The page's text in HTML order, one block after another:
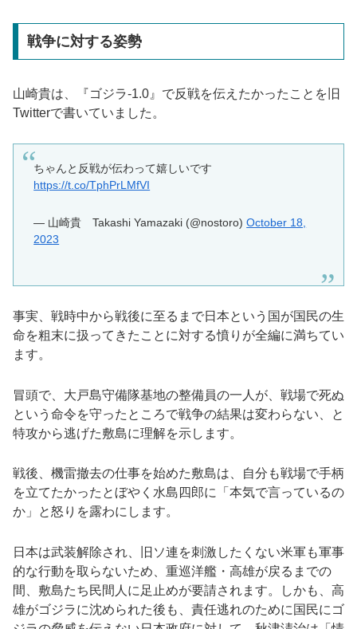
戦争に対する姿勢
山崎貴は、『ゴジラ-1.0』で反戦を伝えたかったことを旧
Twitterで書いていました。
ちゃんと反戦が伝わって嬉しいです
https://t.co/TphPrLMfVI
— 山崎貴 Takashi Yamazaki (@nostoro)October 18,
2023
事実、戦時中から戦後に至るまで日本という国が国民の生
命を粗末に扱ってきたことに対する憤りが全編に満ちてい
ます。
冒頭で、大戸島守備隊基地の整備員の一人が、戦場で死ぬ
という命令を守ったところで戦争の結果は変わらない、と
特攻から逃げた敷島に理解を示します。
戦後、機雷撤去の仕事を始めた敷島は、自分も戦場で手柄
を立てたかったとぼやく水島四郎に「本気で言っているの
か」と怒りを露わにします。
日本は武装解除され、旧ソ連を刺激したくない米軍も軍事
的な行動を取らないため、重巡洋艦・高雄が戻るまでの
間、敷島たち民間人に足止めが要請されます。しかも、高
雄がゴジラに沈められた後も、責任逃れのために国民にゴ